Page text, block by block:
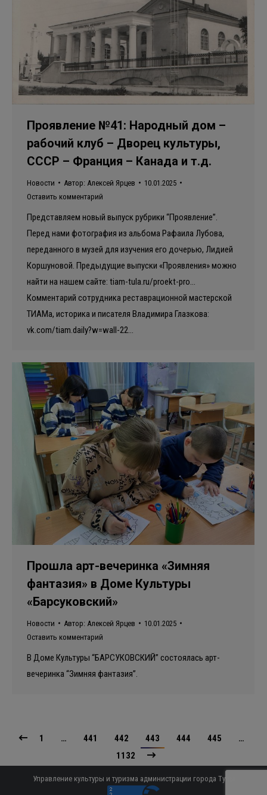
Проявление №41: Народный дом –
рабочий клуб – Дворец культуры,
СССР – Франция – Канада и т.д.
Новости Автор: Алексей Ярцев
10.01.2025
Оставить комментарий
Представляем новый выпуск рубрики “Проявление”.
Перед нами фотография из альбома Рафаила Лубова,
переданного в музей для изучения его дочерью, Лидией
Коршуновой. Предыдущие выпуски «Проявления» можно
найти на нашем сайте: tiam-tula.ru/proekt-pro…
Комментарий сотрудника реставрационной мастерской
ТИАМа, историка и писателя Владимира Глазкова:
vk.com/tiam.daily?w=wall-22…
Прошла арт-вечеринка «Зимняя
фантазия» в Доме Культуры
«Барсуковский»
Новости Автор: Алексей Ярцев
10.01.2025
Оставить комментарий
В Доме Культуры “БАРСУКОВСКИЙ” состоялась арт-
вечеринка “Зимняя фантазия”.
1 … 441 442 443 444 445
…
1132
Управление культуры и туризма администрации города Тулы